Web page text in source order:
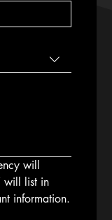
will
will list in
information.